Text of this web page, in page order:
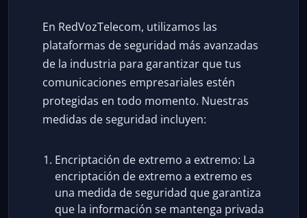
En RedVozTelecom, utilizamos las
plataformas de seguridad más avanzadas
de la industria para garantizar que tus
comunicaciones empresariales estén
protegidas en todo momento. Nuestras
medidas de seguridad incluyen:
Encriptación de extremo a extremo: La
encriptación de extremo a extremo es
una medida de seguridad que garantiza
que la información se mantenga privada